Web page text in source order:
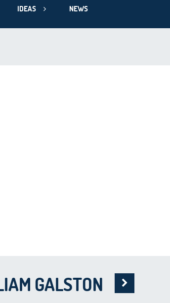
IDEAS NEWS
GALSTON